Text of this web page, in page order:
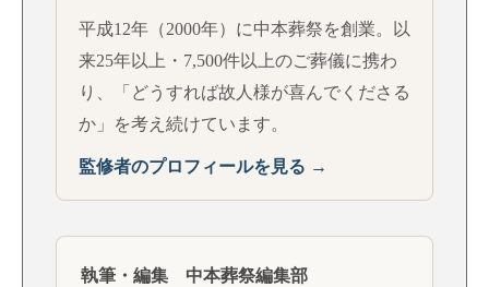
平成12年（2000年）に中本葬祭を創業。以
来25年以上・7,500件以上のご葬儀に携わ
り、「どうすれば故人様が喜んでくださる
か」を考え続けています。
監修者のプロフィールを見る →
執筆・編集 中本葬祭編集部